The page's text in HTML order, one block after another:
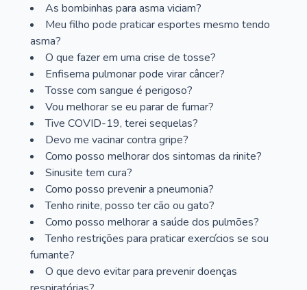
As bombinhas para asma viciam?
Meu filho pode praticar esportes mesmo tendo
asma?
O que fazer em uma crise de tosse?
Enfisema pulmonar pode virar câncer?
Tosse com sangue é perigoso?
Vou melhorar se eu parar de fumar?
Tive COVID-19, terei sequelas?
Devo me vacinar contra gripe?
Como posso melhorar dos sintomas da rinite?
Sinusite tem cura?
Como posso prevenir a pneumonia?
Tenho rinite, posso ter cão ou gato?
Como posso melhorar a saúde dos pulmões?
Tenho restrições para praticar exercícios se sou
fumante?
O que devo evitar para prevenir doenças